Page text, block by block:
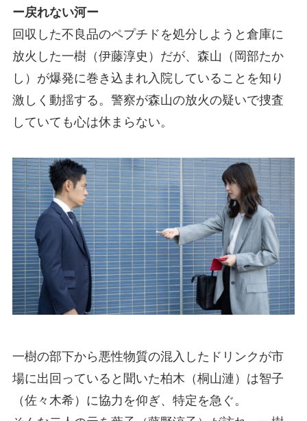
ー戻れない河ー
回収した不良品のペプチドを処分しようと倉庫に
放火した一樹（伊藤淳史）だが、森山（岡部たか
し）が爆発に巻き込まれ入院していることを知り
激しく動揺する。警察が森山の放火の疑いで捜査
していても心は休まらない。
一樹の部下から悪性物質の混入したドリンクが市
場に出回っていると聞いた柏木（桐山漣）は智子
（佐々木希）に協力を仰ぎ、特定を急ぐ。